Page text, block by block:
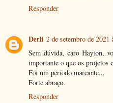
Responder
Derli 2 de setembro de 2021
Sem dúvida, caro Hayton,
importante o que os projetos
Foi um período marcante...
Forte abraço.
Responder